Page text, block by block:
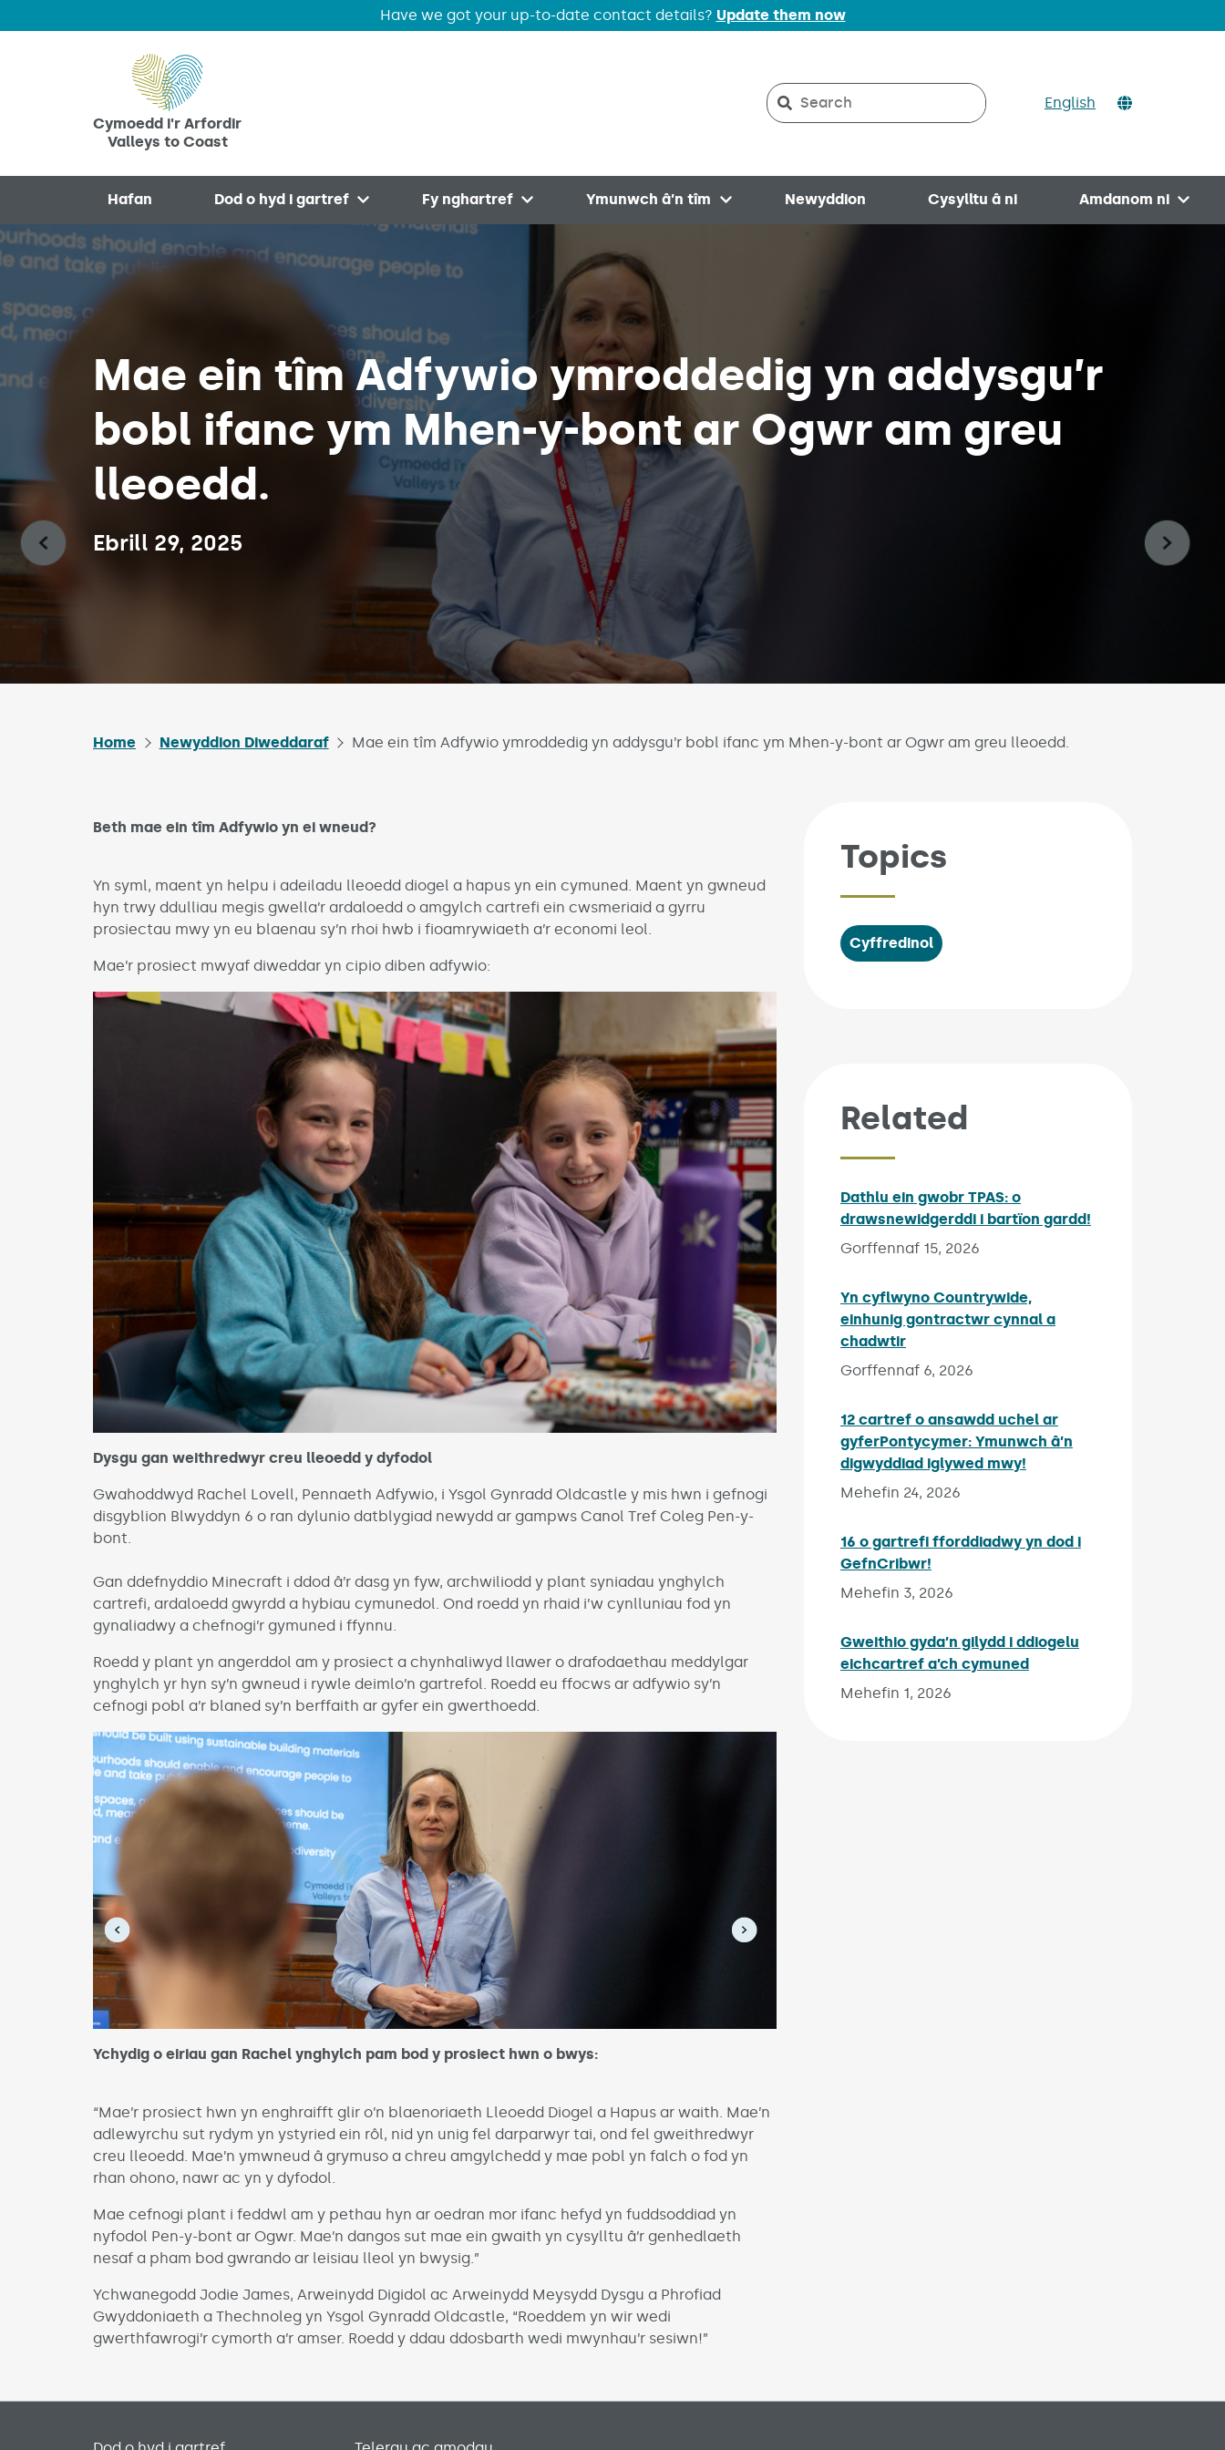
Have we got your up-to-date contact details? Update them now
Cymoedd i'r Arfordir
Valleys to Coast
Search on Valleys to Coast
Search English
Hafan
Dod o hyd i gartref
Open menu
Fy nghartref
Ymunwch â’n tîm
Newyddion Cysylltu â ni
Amdanom ni
Mae ein tîm Adfywio ymroddedig yn addysgu’r
bobl ifanc ym Mhen-y-bont ar Ogwr am greu
lleoedd.
Ebrill 29, 2025
Home Newyddion Diweddaraf Mae ein tîm Adfywio ymroddedig yn addysgu’r bobl ifanc ym Mhen-y-bont ar Ogwr am greu lleoedd.
Beth mae ein tîm Adfywio yn ei wneud?
Yn syml, maent yn helpu i adeiladu lleoedd diogel a hapus yn ein cymuned. Maent yn gwneud
hyn trwy ddulliau megis gwella’r ardaloedd o amgylch cartrefi ein cwsmeriaid a gyrru
prosiectau mwy yn eu blaenau sy’n rhoi hwb i fioamrywiaeth a’r economi leol.
Mae’r prosiect mwyaf diweddar yn cipio diben adfywio:
Dysgu gan weithredwyr creu lleoedd y dyfodol
Gwahoddwyd Rachel Lovell, Pennaeth Adfywio, i Ysgol Gynradd Oldcastle y mis hwn i gefnogi
disgyblion Blwyddyn 6 o ran dylunio datblygiad newydd ar gampws Canol Tref Coleg Pen-y-
bont.
Gan ddefnyddio Minecraft i ddod â’r dasg yn fyw, archwiliodd y plant syniadau ynghylch
cartrefi, ardaloedd gwyrdd a hybiau cymunedol. Ond roedd yn rhaid i’w cynlluniau fod yn
gynaliadwy a chefnogi’r gymuned i ffynnu.
Roedd y plant yn angerddol am y prosiect a chynhaliwyd llawer o drafodaethau meddylgar
ynghylch yr hyn sy’n gwneud i rywle deimlo’n gartrefol. Roedd eu ffocws ar adfywio sy’n
cefnogi pobl a’r blaned sy’n berffaith ar gyfer ein gwerthoedd.
Ychydig o eiriau gan Rachel ynghylch pam bod y prosiect hwn o bwys:
“Mae’r prosiect hwn yn enghraifft glir o’n blaenoriaeth Lleoedd Diogel a Hapus ar waith. Mae’n
adlewyrchu sut rydym yn ystyried ein rôl, nid yn unig fel darparwyr tai, ond fel gweithredwyr
creu lleoedd. Mae’n ymwneud â grymuso a chreu amgylchedd y mae pobl yn falch o fod yn
rhan ohono, nawr ac yn y dyfodol.
Mae cefnogi plant i feddwl am y pethau hyn ar oedran mor ifanc hefyd yn fuddsoddiad yn
nyfodol Pen-y-bont ar Ogwr. Mae’n dangos sut mae ein gwaith yn cysylltu â’r genhedlaeth
nesaf a pham bod gwrando ar leisiau lleol yn bwysig.”
Ychwanegodd Jodie James, Arweinydd Digidol ac Arweinydd Meysydd Dysgu a Phrofiad
Gwyddoniaeth a Thechnoleg yn Ysgol Gynradd Oldcastle, “Roeddem yn wir wedi
gwerthfawrogi’r cymorth a’r amser. Roedd y ddau ddosbarth wedi mwynhau’r sesiwn!”
Topics
Cyffredinol
Related
Dathlu ein gwobr TPAS: o
drawsnewidgerddi i bartïon gardd!
Gorffennaf 15, 2026
Yn cyflwyno Countrywide,
einhunig gontractwr cynnal a
chadwtirPublished on:
Gorffennaf 6, 2026
12 cartref o ansawdd uchel ar
gyferPontycymer: Ymunwch â’n
digwyddiad iglywed mwy!
Mehefin 24, 2026
16 o gartrefi fforddiadwy yn dod i
GefnCribwr!
Mehefin 3, 2026
Gweithio gyda’n gilydd i ddiogelu
eichcartref a’ch cymunedPublished on:
Mehefin 1, 2026